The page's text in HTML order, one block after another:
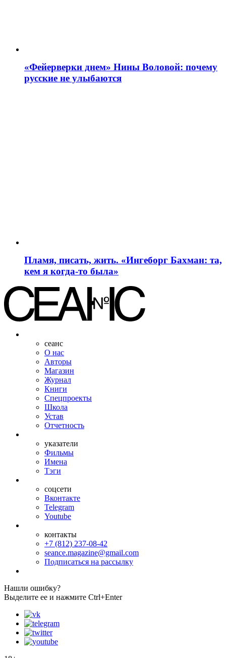
«Фейерверки днем» Нины Воловой: почему
русские не улыбаются
Пламя, писать, жить. «Ингеборг Бахман: та,
кем я когда-то была»
сеанс
О нас
Авторы
Магазин
Журнал
Книги
Спецпроекты
Школа
Устав
Отчетность
указатели
Фильмы
Имена
Тэги
соцсети
Вконтакте
Telegram
Youtube
контакты
+7 (812) 237-08-42
seance.magazine@gmail.com
Подписаться на рассылку
Нашли ошибку?
Выделите ее и нажмите Ctrl+Enter